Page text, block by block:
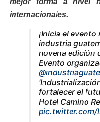
internacionales.
¡Inicia el
industria
novena edición
Evento
@industriaguate
fortalecer el
Hotel Camino
pic.twitter.com/